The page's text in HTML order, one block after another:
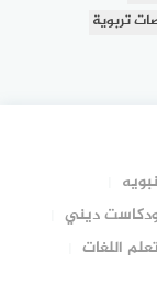
تربوية
ديني
تعلم اللغات